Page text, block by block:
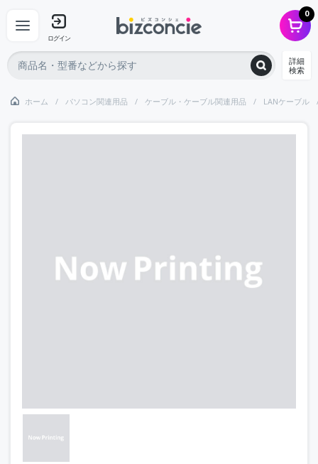
ログイン
0
詳細
検索
ホーム パソコン関連用品 ケーブル・ケーブル関連用品 LANケーブル